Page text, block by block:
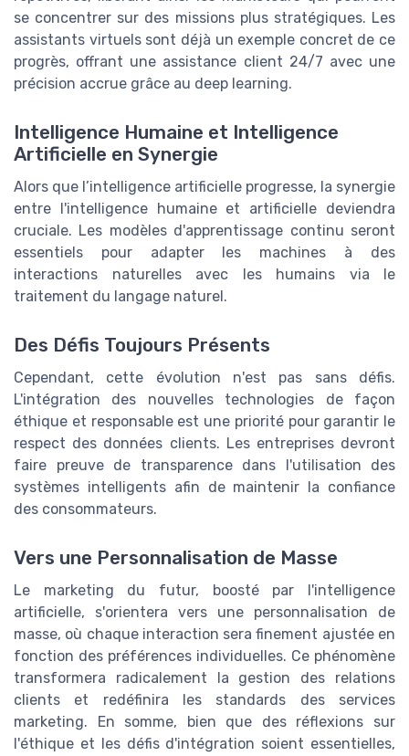
se concentrer sur des missions plus stratégiques. Les
assistants virtuels sont déjà un exemple concret de ce
progrès, offrant une assistance client 24/7 avec une
précision accrue grâce au deep learning.
Intelligence Humaine et Intelligence
Artificielle en Synergie
Alors que l’intelligence artificielle progresse, la synergie
entre l'intelligence humaine et artificielle deviendra
cruciale. Les modèles d'apprentissage continu seront
essentiels pour adapter les machines à des
interactions naturelles avec les humains via le
traitement du langage naturel.
Des Défis Toujours Présents
Cependant, cette évolution n'est pas sans défis.
L'intégration des nouvelles technologies de façon
éthique et responsable est une priorité pour garantir le
respect des données clients. Les entreprises devront
faire preuve de transparence dans l'utilisation des
systèmes intelligents afin de maintenir la confiance
des consommateurs.
Vers une Personnalisation de Masse
Le marketing du futur, boosté par l'intelligence
artificielle, s'orientera vers une personnalisation de
masse, où chaque interaction sera finement ajustée en
fonction des préférences individuelles. Ce phénomène
transformera radicalement la gestion des relations
clients et redéfinira les standards des services
marketing. En somme, bien que des réflexions sur
l'éthique et les défis d'intégration soient essentielles,